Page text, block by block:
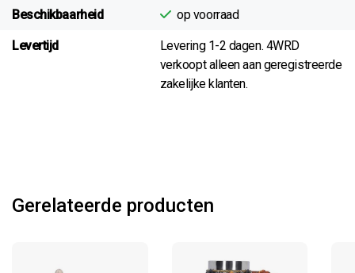
Beschikbaarheid op voorraad
Levertijd
Levering 1-2 dagen. 4WRD
verkoopt alleen aan geregistreerde
zakelijke klanten.
Gerelateerde producten